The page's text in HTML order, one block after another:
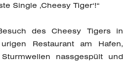
Single ‚Cheesy Tiger‘!“
des Cheesy Tigers in
Restaurant am Hafen,
nassgespült und